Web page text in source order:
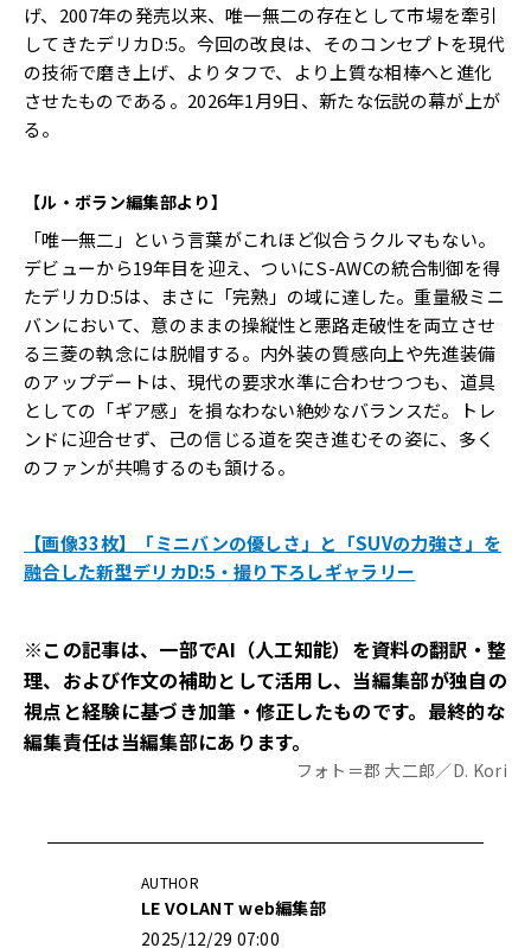
げ、2007年の発売以来、唯一無二の存在として市場を牽引
してきたデリカD:5。今回の改良は、そのコンセプトを現代
の技術で磨き上げ、よりタフで、より上質な相棒へと進化
させたものである。2026年1月9日、新たな伝説の幕が上が
る。
【ル・ボラン編集部より】
「唯一無二」という言葉がこれほど似合うクルマもない。
デビューから19年目を迎え、ついにS-AWCの統合制御を得
たデリカD:5は、まさに「完熟」の域に達した。重量級ミニ
バンにおいて、意のままの操縦性と悪路走破性を両立させ
る三菱の執念には脱帽する。内外装の質感向上や先進装備
のアップデートは、現代の要求水準に合わせつつも、道具
としての「ギア感」を損なわない絶妙なバランスだ。トレ
ンドに迎合せず、己の信じる道を突き進むその姿に、多く
のファンが共鳴するのも頷ける。
【画像33枚】「ミニバンの優しさ」と「SUVの力強さ」を
融合した新型デリカD:5・撮り下ろしギャラリー
※この記事は、一部でAI（人工知能）を資料の翻訳・整
理、および作文の補助として活用し、当編集部が独自の
視点と経験に基づき加筆・修正したものです。最終的な
編集責任は当編集部にあります。
フォト＝郡 大二郎／D. Kori
AUTHOR
LE VOLANT web編集部
2025/12/29 07:00